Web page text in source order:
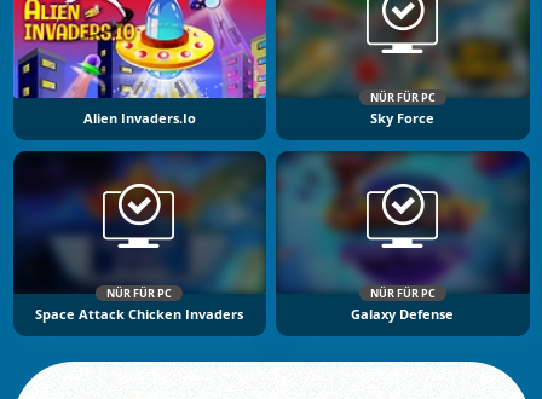
Alien Invaders.io
NÜR FÜR PC
Sky Force
NÜR FÜR PC
Space Attack Chicken Invaders
NÜR FÜR PC
Galaxy Defense